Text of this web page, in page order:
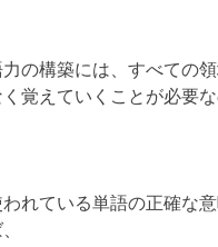
の構築には、すべての
く覚えていくことが必要な
れている単語の正確な